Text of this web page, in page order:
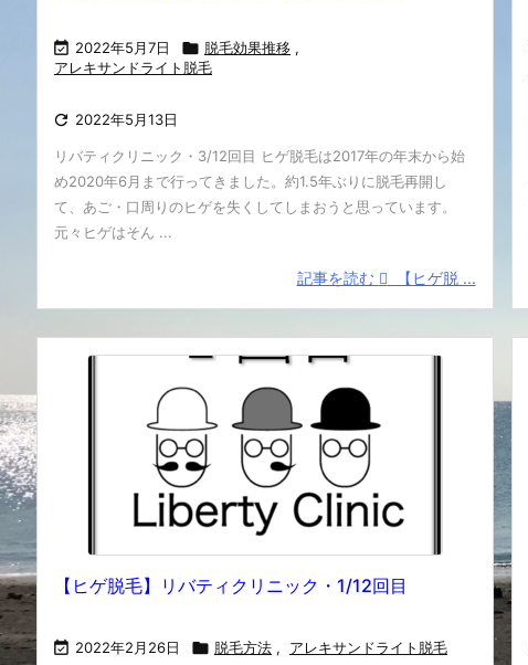
 2022年5月7日  脱毛効果推移 ,
アレキサンドライト脱毛
 2022年5月13日
リバティクリニック・3/12回目 ヒゲ脱毛は2017年の年末から始
め2020年6月まで行ってきました。約1.5年ぶりに脱毛再開し
て、あご・口周りのヒゲを失くしてしまおうと思っています。
元々ヒゲはそん ...
記事を読む 【ヒゲ脱 ...
【ヒゲ脱毛】リバティクリニック・1/12回目
 2022年2月26日  脱毛方法 , アレキサンドライト脱毛